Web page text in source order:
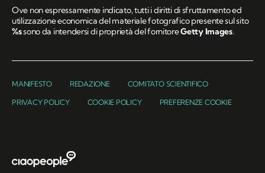
Ove non espressamente indicato, tutti i diritti di sfruttamento ed
utilizzazione economica del materiale fotografico presente sul sito
%ssono da intendersi di proprietà del fornitoreGetty Images.
MANIFESTO REDAZIONE COMITATO SCIENTIFICO
PRIVACY POLICY COOKIE POLICY PREFERENZE COOKIE